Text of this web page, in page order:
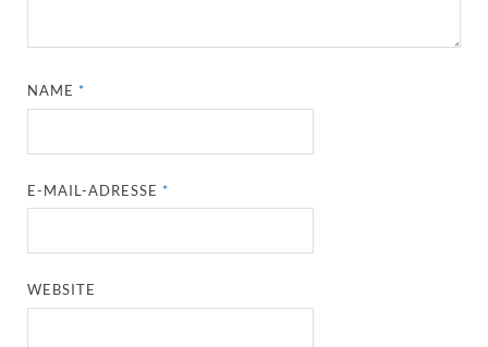
NAME*
E-MAIL-ADRESSE*
WEBSITE